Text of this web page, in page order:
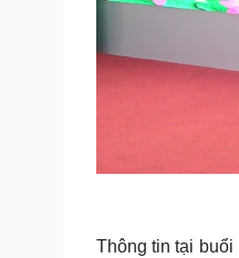
Thông tin tại